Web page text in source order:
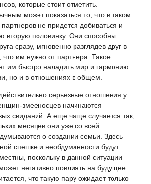
которые стоит отметить.
может показаться то, что в таком
не придется добиваться и
вторую половинку. Они способны
сразу, мгновенно разглядев друг в
что им нужно от партнера. Такое
им быстро наладить мир и гармонию
но и в отношениях в общем.
серьезные отношения у
змееносцев начинаются
свиданий. А еще чаще случается так,
месяцев они уже со всей
о создании семьи. Здесь
спешке и необдуманности будут
поскольку в данной ситуации
негативно повлиять на будущее
что такую пару ожидает только